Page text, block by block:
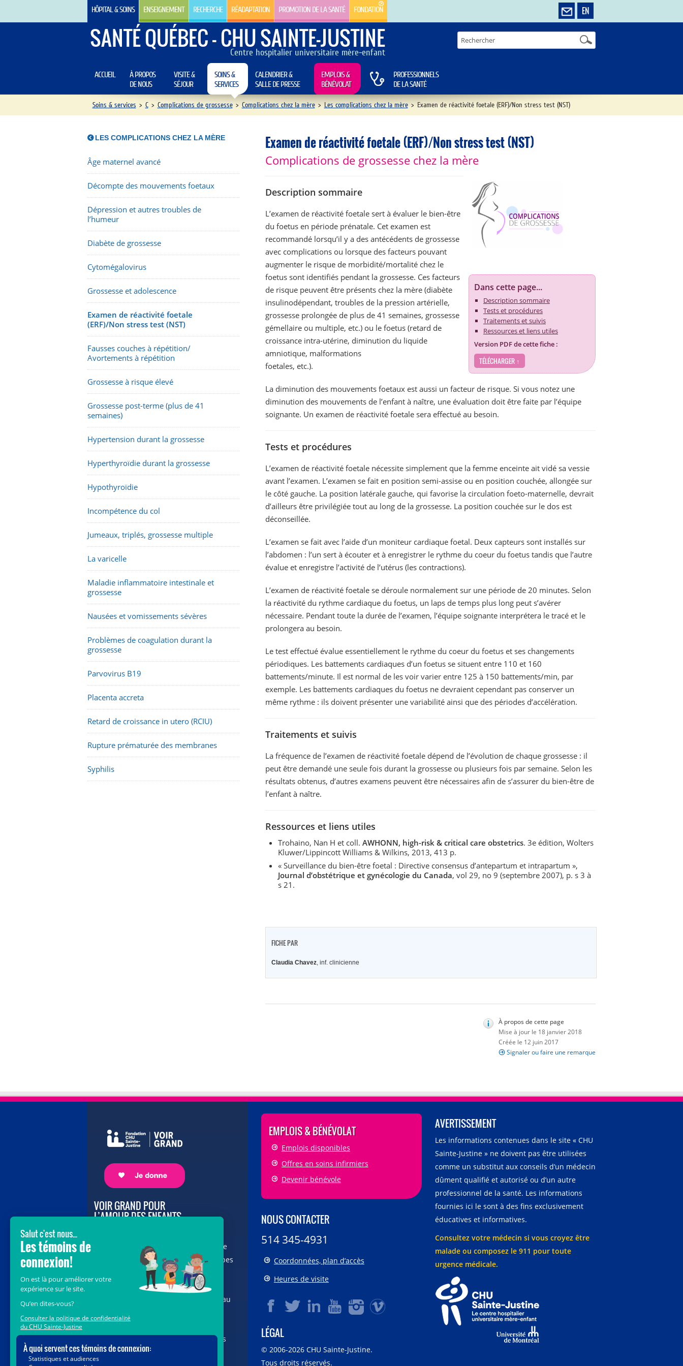
EN
HÔPITAL & SOINS ENSEIGNEMENT RECHERCHE RÉADAPTATION PROMOTION DE LA SANTÉ FONDATION
SANTÉ QUÉBEC - CHU SAINTE-JUSTINE
Centre hospitalier universitaire mère-enfant
ACCUEIL
À PROPOS
DE NOUS
VISITE &
SÉJOUR
SOINS &
SERVICES
CALENDRIER &
SALLE DE PRESSE
EMPLOIS &
BÉNÉVOLAT
PROFESSIONNELS
DE LA SANTÉ
Soins & services > C > Complications de grossesse > Complications chez la mère > Les complications chez la mère > Examen de réactivité foetale (ERF)/Non stress test (NST)
LES COMPLICATIONS CHEZ LA MÈRE
Âge maternel avancé
Décompte des mouvements foetaux
Dépression et autres troubles de
l’humeur
Diabète de grossesse
Cytomégalovirus
Grossesse et adolescence
Examen de réactivité foetale
(ERF)/Non stress test (NST)
Fausses couches à répétition/
Avortements à répétition
Grossesse à risque élevé
Grossesse post-terme (plus de 41
semaines)
Hypertension durant la grossesse
Hyperthyroïdie durant la grossesse
Hypothyroïdie
Incompétence du col
Jumeaux, triplés, grossesse multiple
La varicelle
Maladie inflammatoire intestinale et
grossesse
Nausées et vomissements sévères
Problèmes de coagulation durant la
grossesse
Parvovirus B19
Placenta accreta
Retard de croissance in utero (RCIU)
Rupture prématurée des membranes
Syphilis
Examen de réactivité foetale (ERF)/Non stress test (NST)
Complications de grossesse chez la mère
Dans cette page...
Description sommaire
Tests et procédures
Traitements et suivis
Ressources et liens utiles
Version PDF de cette fiche :
TÉLÉCHARGER ↑
Description sommaire
L’examen de réactivité foetale sert à évaluer le bien-être
du foetus en période prénatale. Cet examen est
recommandé lorsqu’il y a des antécédents de grossesse
avec complications ou lorsque des facteurs pouvant
augmenter le risque de morbidité/mortalité chez le
foetus sont identifiés pendant la grossesse. Ces facteurs
de risque peuvent être présents chez la mère (diabète
insulinodépendant, troubles de la pression artérielle,
grossesse prolongée de plus de 41 semaines, grossesse
gémellaire ou multiple, etc.) ou le foetus (retard de
croissance intra-utérine, diminution du liquide
amniotique, malformations
foetales, etc.).
La diminution des mouvements foetaux est aussi un facteur de risque. Si vous notez une
diminution des mouvements de l’enfant à naître, une évaluation doit être faite par l’équipe
soignante. Un examen de réactivité foetale sera effectué au besoin.
Tests et procédures
L’examen de réactivité foetale nécessite simplement que la femme enceinte ait vidé sa vessie
avant l’examen. L’examen se fait en position semi-assise ou en position couchée, allongée sur
le côté gauche. La position latérale gauche, qui favorise la circulation foeto-maternelle, devrait
d’ailleurs être privilégiée tout au long de la grossesse. La position couchée sur le dos est
déconseillée.
L’examen se fait avec l’aide d’un moniteur cardiaque foetal. Deux capteurs sont installés sur
l’abdomen : l’un sert à écouter et à enregistrer le rythme du coeur du foetus tandis que l’autre
évalue et enregistre l’activité de l’utérus (les contractions).
L’examen de réactivité foetale se déroule normalement sur une période de 20 minutes. Selon
la réactivité du rythme cardiaque du foetus, un laps de temps plus long peut s’avérer
nécessaire. Pendant toute la durée de l’examen, l’équipe soignante interprétera le tracé et le
prolongera au besoin.
Le test effectué évalue essentiellement le rythme du coeur du foetus et ses changements
périodiques. Les battements cardiaques d’un foetus se situent entre 110 et 160
battements/minute. Il est normal de les voir varier entre 125 à 150 battements/min, par
exemple. Les battements cardiaques du foetus ne devraient cependant pas conserver un
même rythme : ils doivent présenter une variabilité ainsi que des périodes d’accélération.
Traitements et suivis
La fréquence de l’examen de réactivité foetale dépend de l’évolution de chaque grossesse : il
peut être demandé une seule fois durant la grossesse ou plusieurs fois par semaine. Selon les
résultats obtenus, d’autres examens peuvent être nécessaires afin de s’assurer du bien-être de
l’enfant à naître.
Ressources et liens utiles
Trohaino, Nan H et coll. AWHONN, high-risk & critical care obstetrics. 3e édition, Wolters
Kluwer/Lippincott Williams & Wilkins, 2013, 413 p.
« Surveillance du bien-être foetal : Directive consensus d’antepartum et intrapartum »,
Journal d’obstétrique et gynécologie du Canada, vol 29, no 9 (septembre 2007), p. s 3 à
s 21.
FICHE PAR
Claudia Chavez , inf. clinicienne
À propos de cette page
Mise à jour le 18 janvier 2018
Créée le 12 juin 2017
Signaler ou faire une remarque
VOIR GRAND POUR
L’AMOUR DES ENFANTS
vous au cœur de la campagne majeure
Voir Grand, nous conduisons les équipes
soignantes vers les opportunités de la
science et des nouvelles technologies
pour que chaque enfant, où qu’il soit au
Justine. Ensemble, unissons nos forces
pour leur avenir.
EMPLOIS & BÉNÉVOLAT
Emplois disponibles
Offres en soins infirmiers
Devenir bénévole
NOUS CONTACTER
514 345-4931
Coordonnées, plan d’accès
Heures de visite
LÉGAL
© 2006-2026CHU Sainte-Justine.
Tous droits réservés.
AVERTISSEMENT
Les informations contenues dans le site « CHU
Sainte-Justine » ne doivent pas être utilisées
comme un substitut aux conseils d’un médecin
dûment qualifié et autorisé ou d’un autre
professionnel de la santé. Les informations
fournies ici le sont à des fins exclusivement
éducatives et informatives.
Consultez votre médecin si vous croyez être
malade ou composez le 911 pour toute
urgence médicale.